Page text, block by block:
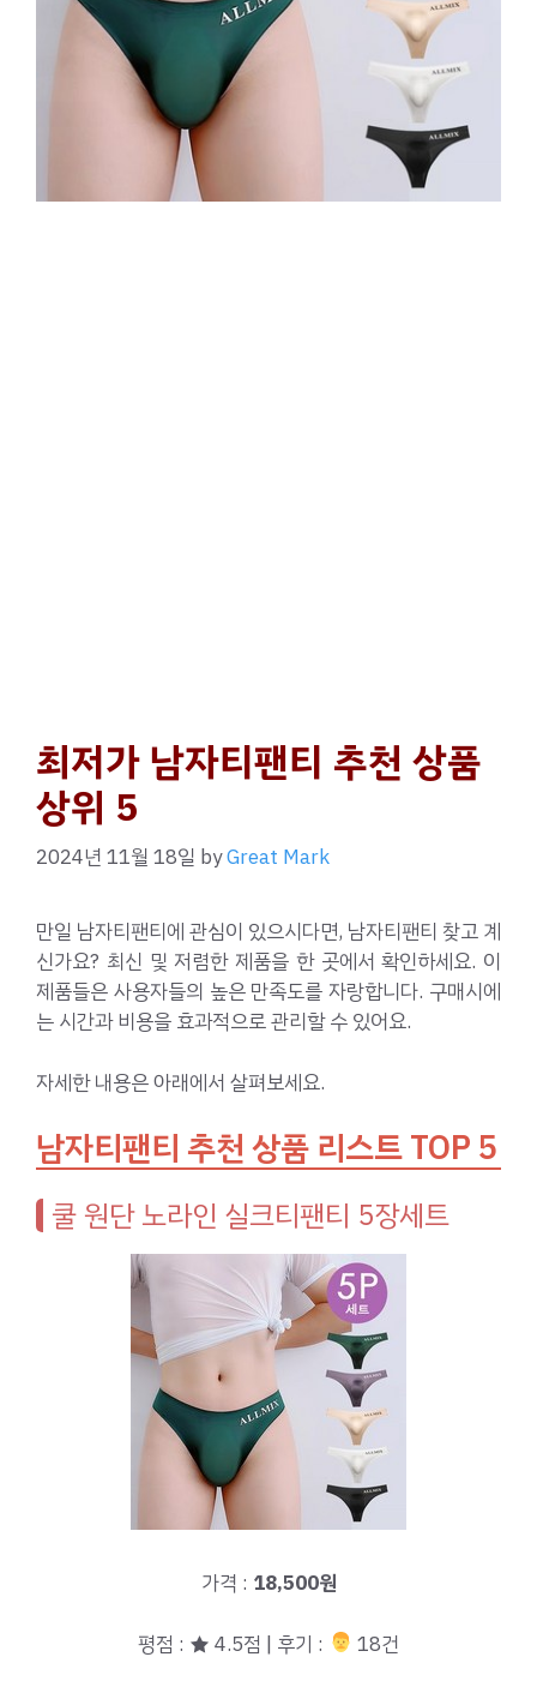
최저가 남자티팬티 추천 상품
상위 5
2024년 11월 18일 byGreat Mark
만일 남자티팬티에 관심이 있으시다면, 남자티팬티 찾고 계
신가요? 최신 및 저렴한 제품을 한 곳에서 확인하세요. 이
제품들은 사용자들의 높은 만족도를 자랑합니다. 구매시에
는 시간과 비용을 효과적으로 관리할 수 있어요.
자세한 내용은 아래에서 살펴보세요.
남자티팬티 추천 상품 리스트 TOP 5
쿨 원단 노라인 실크티팬티 5장세트
가격 : 18,500원
평점 : ★ 4.5점 | 후기 : ‍‍ 18건